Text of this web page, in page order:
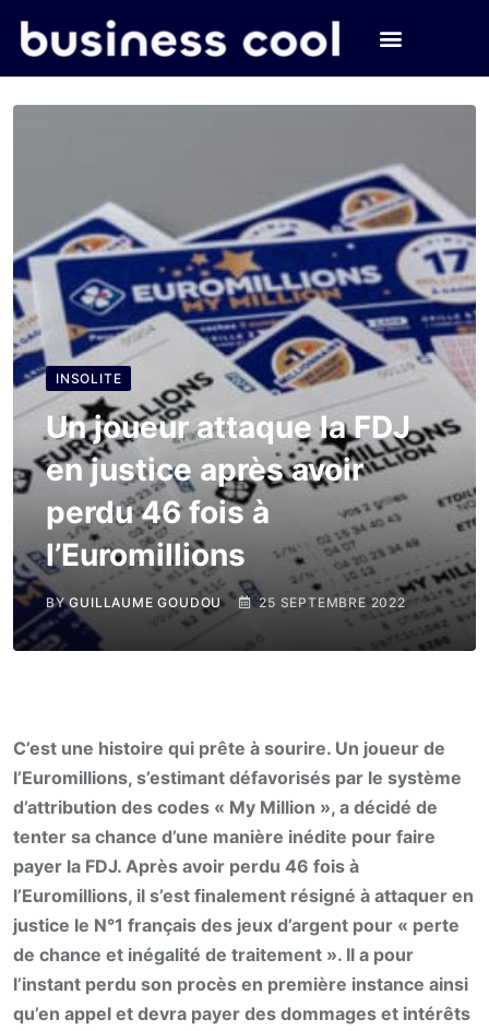
INSOLITE
Un joueur attaque la FDJ
en justice après avoir
perdu 46 fois à
l’Euromillions
BYGUILLAUME GOUDOU 25 SEPTEMBRE 2022
C’est une histoire qui prête à sourire. Un joueur de
l’Euromillions, s’estimant défavorisés par le système
d’attribution des codes « My Million », a décidé de
tenter sa chance d’une manière inédite pour faire
payer la FDJ. Après avoir perdu 46 fois à
l’Euromillions, il s’est finalement résigné à attaquer en
justice le N°1 français des jeux d’argent pour « perte
de chance et inégalité de traitement ». Il a pour
l’instant perdu son procès en première instance ainsi
qu’en appel et devra payer des dommages et intérêts